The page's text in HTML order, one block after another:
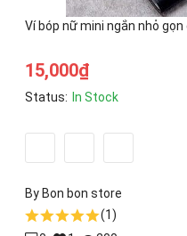
Toys & Entertainment
Video & Audio
Web Templates & Code
Wishlist
Ví bóp nữ mini ngắn nhỏ
15,000₫
Status: In Stock
By Bon bon store
(1)